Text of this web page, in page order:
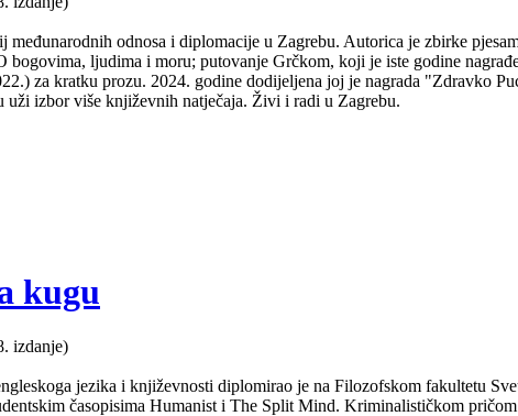
odnosa i diplomacije u Zagrebu. Autorica je zbirke
ljudima i moru; putovanje Grčkom, koji je iste godine
za kratku prozu. 2024. godine dodijeljena joj je nagrada "Zdravko
uži izbor više književnih natječaja. Živi i radi u Zagrebu.
kugu
izdanje)
jezika i književnosti diplomirao je na Filozofskom fakultetu
časopisima Humanist i The Split Mind. Kriminalističkom